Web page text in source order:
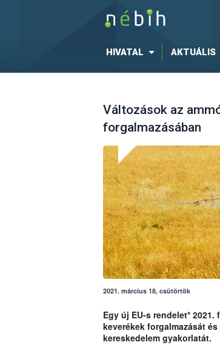
HIVATAL AKTUÁLIS
Változások az
forgalmazásában
2021. március 18, csütörtök
Egy új EU-s rendelet*
keverékek forgalmazását
kereskedelem gyakorlatát.